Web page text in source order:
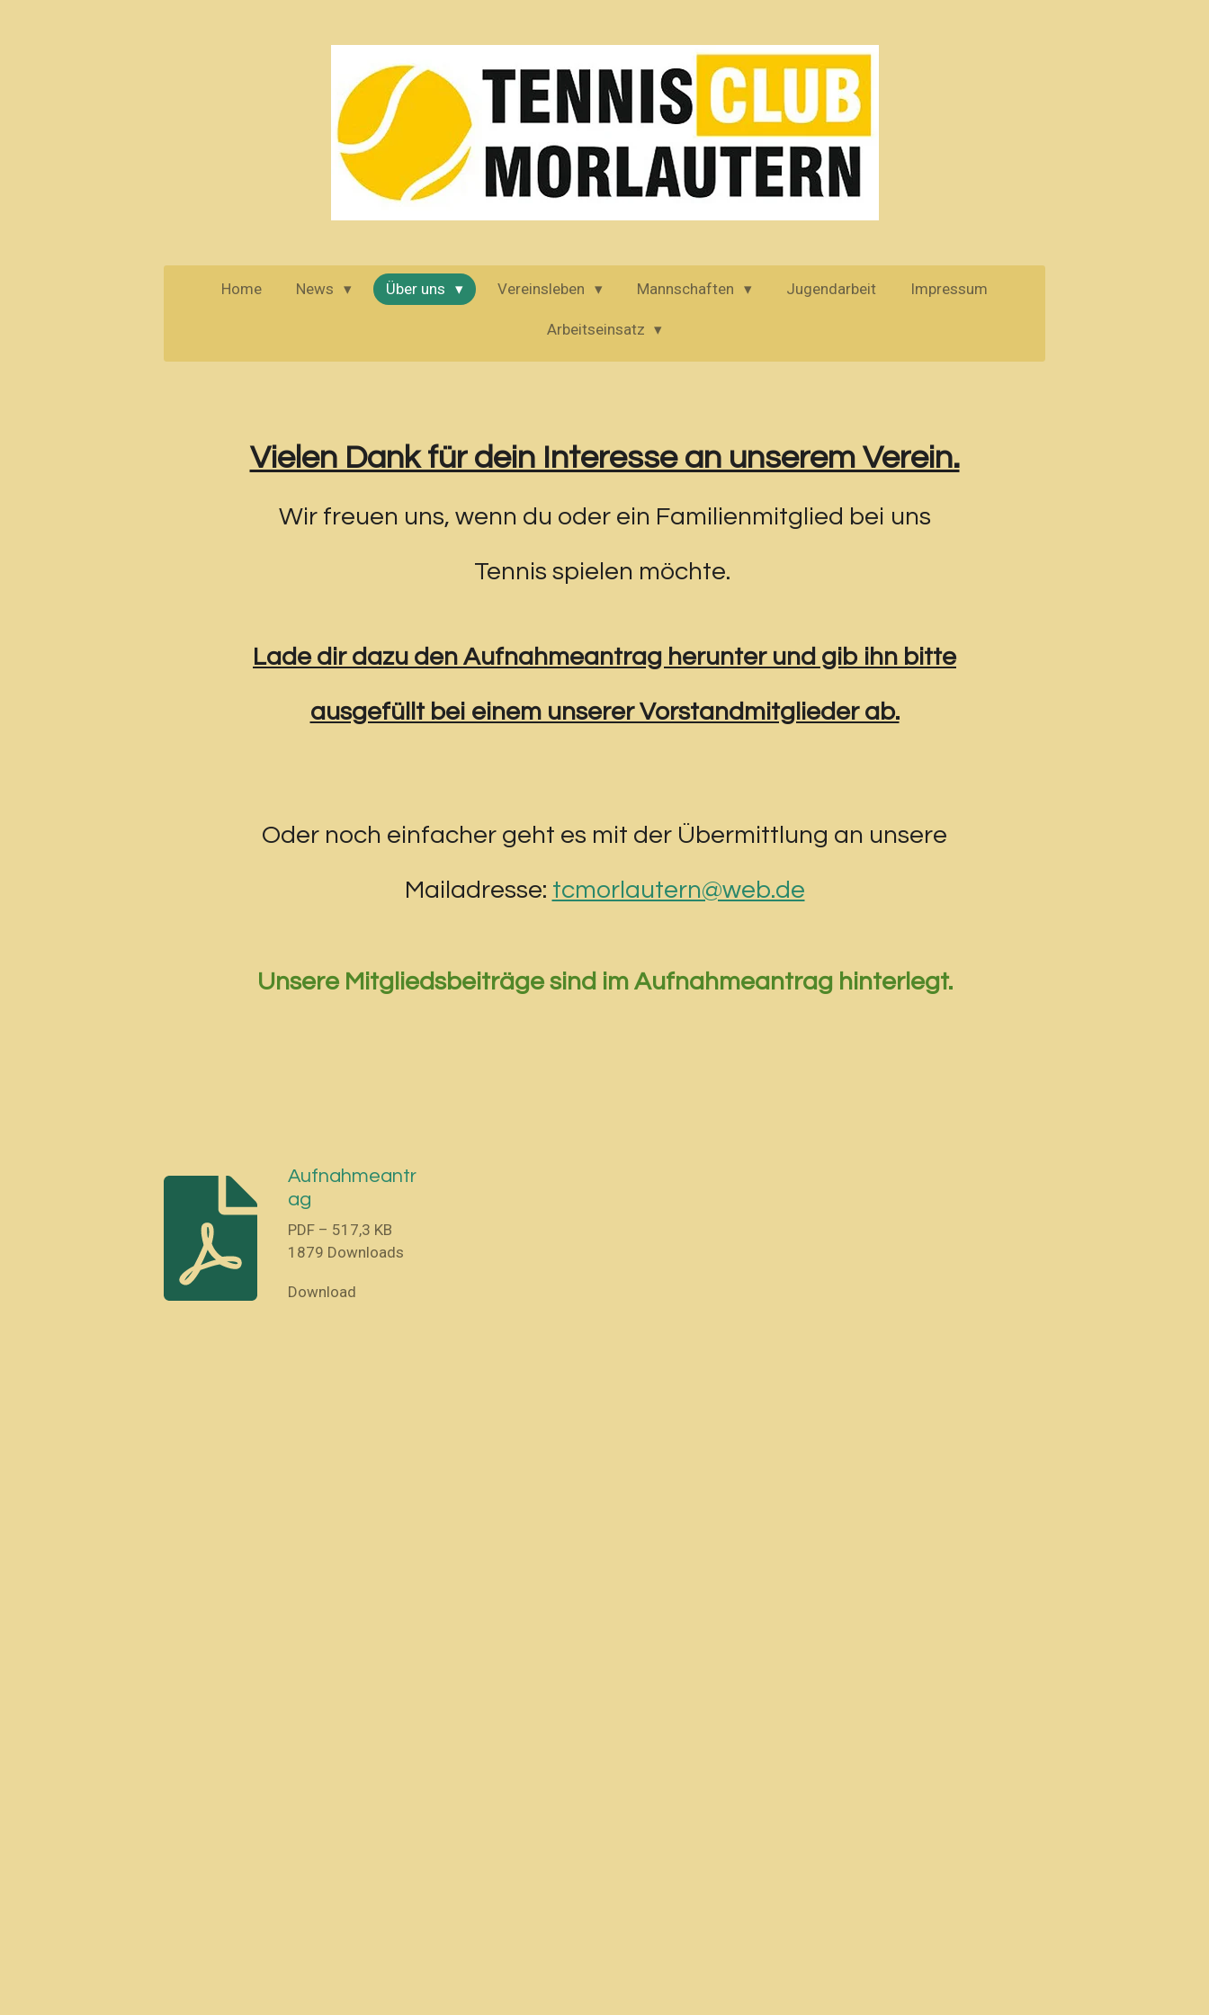
Home News Über uns Vereinsleben Mannschaften Jugendarbeit Impressum
Arbeitseinsatz
Vielen Dank für dein Interesse an unserem Verein.
Wir freuen uns, wenn du oder ein Familienmitglied bei uns
Tennis spielen möchte.
Lade dir dazu den Aufnahmeantrag herunter und gib ihn bitte
ausgefüllt bei einem unserer Vorstandmitglieder ab.
Oder noch einfacher geht es mit der Übermittlung an unsere
Mailadresse: tcmorlautern@web.de
Unsere Mitgliedsbeiträge sind im Aufnahmeantrag hinterlegt.
Aufnahmeantr
ag
PDF – 517,3 KB
1879 Downloads
Download